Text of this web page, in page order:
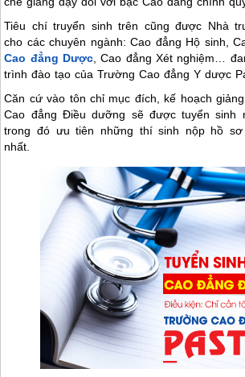
Tiêu chí truyển sinh trên cũng được Nhà
cho các chuyên ngành: Cao đẳng Hộ sinh,
Cao đẳng Dược , Cao đẳng Xét nghiệm…
trình đào tạo của Trường Cao đẳng Y dược
Căn cứ vào tôn chỉ mục đích, kế hoạch
Cao đẳng Điều dưỡng sẽ được tuyển sinh
trong đó ưu tiên những thí sinh nộp hồ
nhất.